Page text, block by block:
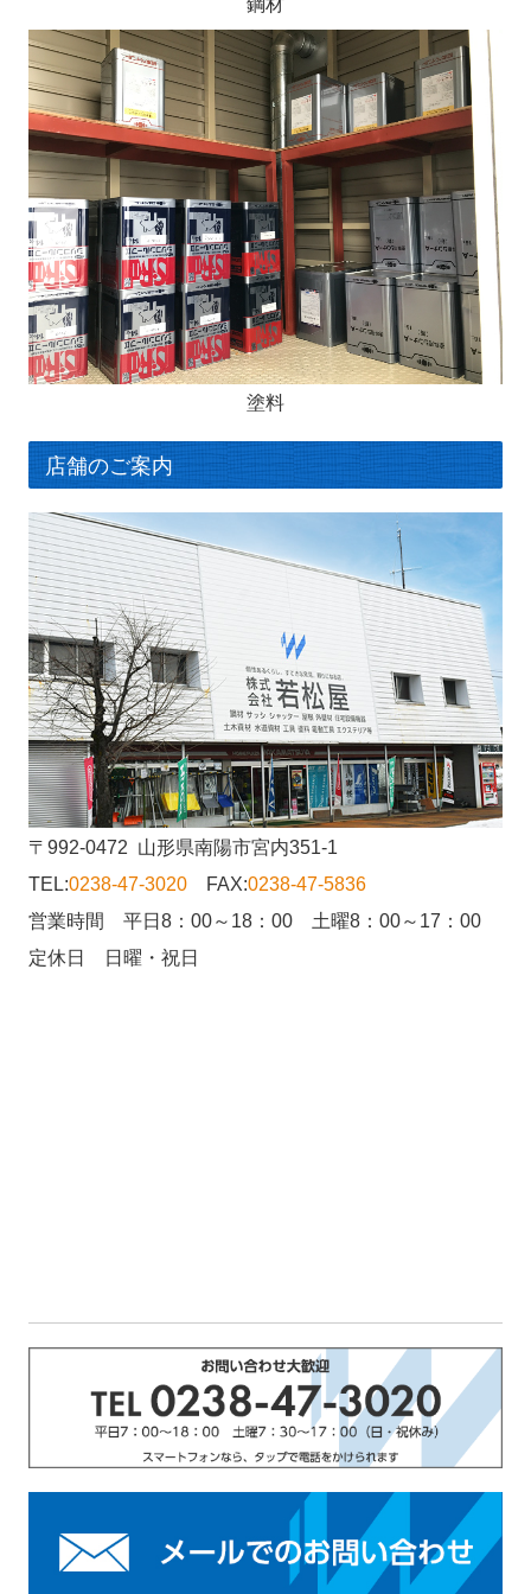
塗料
店舗のご案内
〒992-0472 山形県南陽市宮内351-1
TEL:0238-47-3020 FAX:0238-47-5836
営業時間 平日8：00～18：00 土曜8：00～17：00
定休日 日曜・祝日